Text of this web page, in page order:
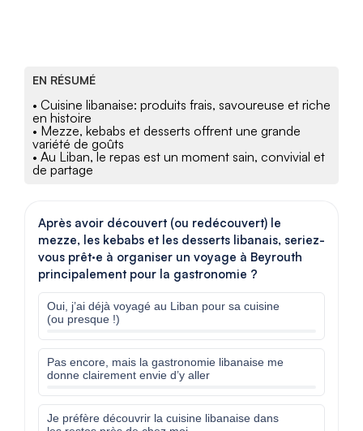
EN RÉSUMÉ
• Cuisine libanaise: produits frais, savoureuse et riche
en histoire
• Mezze, kebabs et desserts offrent une grande
variété de goûts
• Au Liban, le repas est un moment sain, convivial et
de partage
Après avoir découvert (ou redécouvert) le
mezze, les kebabs et les desserts libanais, seriez-
vous prêt·e à organiser un voyage à Beyrouth
principalement pour la gastronomie ?
Oui, j’ai déjà voyagé au Liban pour sa cuisine
(ou presque !)
Pas encore, mais la gastronomie libanaise me
donne clairement envie d’y aller
Je préfère découvrir la cuisine libanaise dans